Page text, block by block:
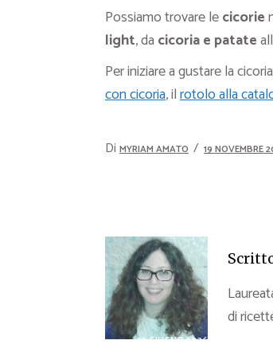
Possiamo trovare lecicorie
light, da cicoriae patate
Per iniziare a gustare la
con cicoria, ilrotolo alla
Di MYRIAM AMATO 19 NOVEMBRE
di
23 GIUGNO 2026